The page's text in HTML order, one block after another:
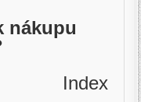
nákupu
Index